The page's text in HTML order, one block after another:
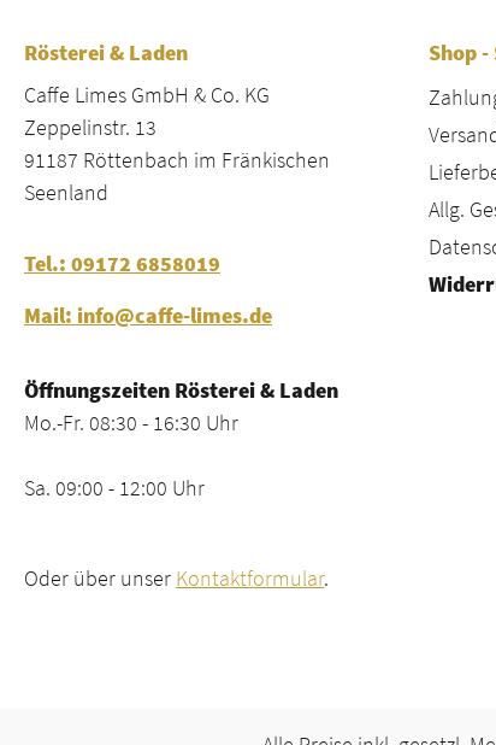
Rösterei & Laden
Caffe Limes GmbH & Co. KG
Zeppelinstr. 13
91187 Röttenbach im Fränkischen
Seenland
Tel.: 09172 6858019
Mail: info@caffe-limes.de
Öffnungszeiten Rösterei & Laden
Mo.-Fr. 08:30 - 16:30 Uhr
Sa. 09:00 - 12:00 Uhr
Oder über unser Kontaktformular.
Shop -
Allg.